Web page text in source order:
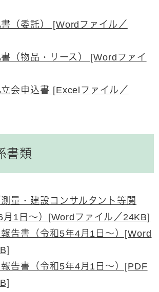
（委託） [Wordファイル／
（物品・リース） [Wordファイ
会申込書 [Excelファイル／
書類
量・建設コンサルタント等関
月1日～）[Wordファイル／24KB]
告書（令和5年4月1日～）[Word
告書（令和5年4月1日～）[PDF